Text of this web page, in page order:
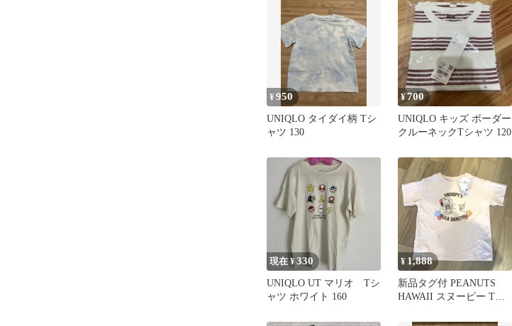
¥950
UNIQLO タイダイ柄 Tシ
ャツ 130
¥700
UNIQLO キッズ ボーダー
クルーネックTシャツ 120
現在 ¥330
UNIQLO UT マリオ Tシ
ャツ ホワイト 160
¥ 1,888
新品タグ付 PEANUTS
HAWAII スヌーピー Tシ